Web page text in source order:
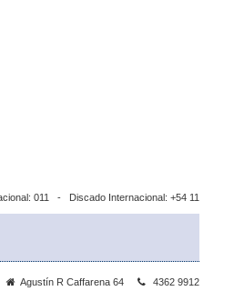
011 - Discado Internacional: +54 11
Agustín R Caffarena 64 4362 9912